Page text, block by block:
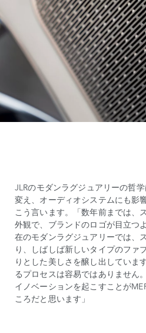
JLRのモダンラグジュアリーの哲
変え、オーディオシステムにも影
こう言います。「数年前までは、
外観で、ブランドのロゴが目立つ
在のモダンラグジュアリーでは、
り、しばしば新しいタイプのファ
りとした美しさを醸し出していま
るプロセスは容易ではありません
イノベーションを起こすことが
ころだと思います」